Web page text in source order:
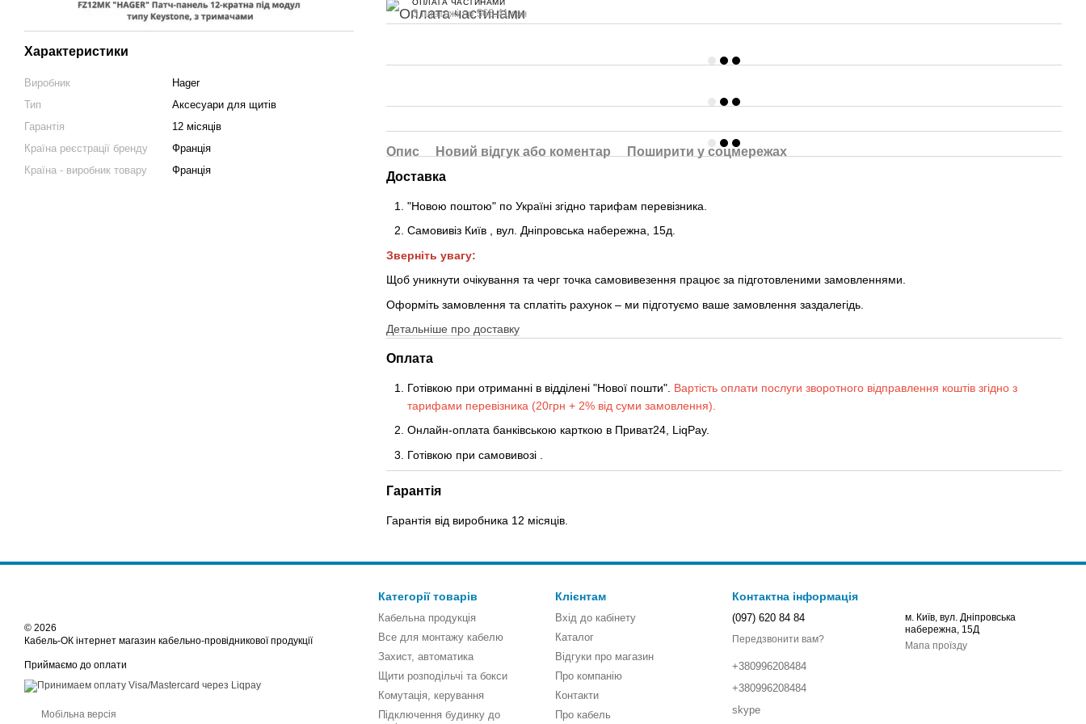
Характеристики
Виробник
Hager
Тип
Аксесуари для щитів
Гарантія
12 місяців
Країна реєстрації бренду
Франція
Країна - виробник товару
Франція
3 платежі по 568.41 грн
Опис Новий відгук або коментар
Поширити у соцмережах
Доставка
"Новою поштою" по Україні згідно тарифам перевізника.
Самовивіз Київ , вул. Дніпровська набережна, 15д.
Зверніть увагу:
Щоб уникнути очікування та черг точка самовивезення працює за підготовленими замовленнями.
Оформіть замовлення та сплатіть рахунок – ми підготуємо ваше замовлення заздалегідь.
Детальніше про доставку
Оплата
Готівкою при отриманні в відділені "Нової пошти". Вартість оплати послуги зворотного відправлення коштів згідно з
тарифами перевізника (20грн + 2% від суми замовлення).
Онлайн-оплата банківською карткою в Приват24, LiqPay.
Готівкою при самовивозі
Гарантія
Гарантія від виробника 12 місяців.
© 2026
Кабель-ОК інтернет магазин кабельно-провідникової продукції
Приймаємо до оплати
Мобільна версія
Категорії товарів
Кабельна продукція
Все для монтажу кабелю
Захист, автоматика
Щити розподільчі та бокси
Комутація, керування
Підключення будинку до
Клієнтам
Вхід до кабінету
Каталог
Відгуки про магазин
Про компанію
Контакти
Про кабель
Контактна інформація
(097) 620 84 84
Передзвонити вам?
+380996208484
+380996208484
skype
м. Київ, вул. Дніпровська
набережна, 15Д
Мапа проїзду